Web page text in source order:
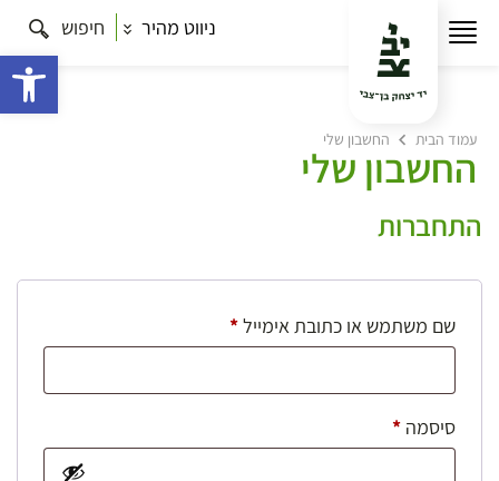
ניווט מהיר חיפוש
עמוד הבית החשבון שלי
החשבון שלי
התחברות
שם משתמש או כתובת אימייל*חובה
סיסמה *חובה